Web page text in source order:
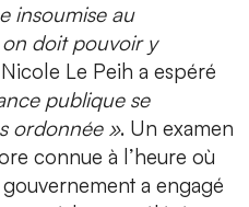
insoumise au
doit pouvoir y
Le Peih a espéré
publique se
ordonnée ». Un examen
connue à l’heure où
a engagé